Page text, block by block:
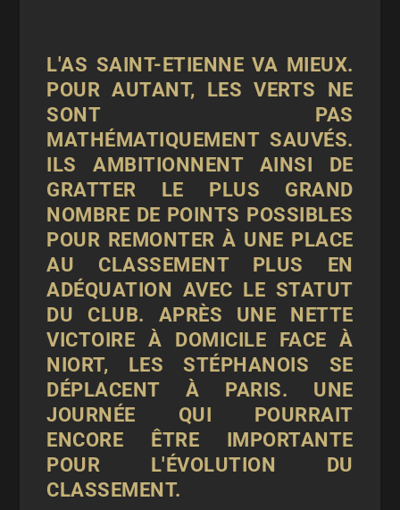
L'AS SAINT-ETIENNE VA MIEUX.
POUR AUTANT, LES VERTS NE
SONT PAS
MATHÉMATIQUEMENT SAUVÉS.
ILS AMBITIONNENT AINSI DE
GRATTER LE PLUS GRAND
NOMBRE DE POINTS POSSIBLES
POUR REMONTER À UNE PLACE
AU CLASSEMENT PLUS EN
ADÉQUATION AVEC LE STATUT
DU CLUB. APRÈS UNE NETTE
VICTOIRE À DOMICILE FACE À
NIORT, LES STÉPHANOIS SE
DÉPLACENT À PARIS. UNE
JOURNÉE QUI POURRAIT
ENCORE ÊTRE IMPORTANTE
POUR L'ÉVOLUTION DU
CLASSEMENT.